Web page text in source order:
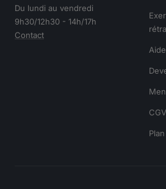
Du lundi au vendredi
9h30/12h30 - 14h/17h
Contact
Aide
CGV